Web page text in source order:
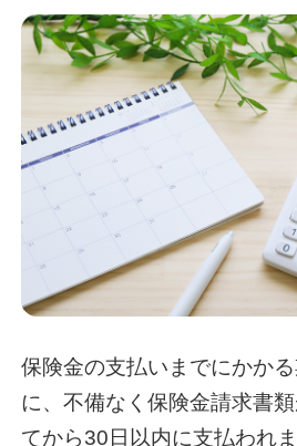
保険金の支払いまでにかか
に、不備なく保険金請求書
てから30日以内に支払われ